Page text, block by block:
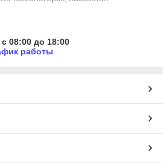
08:00 до 18:00
работы